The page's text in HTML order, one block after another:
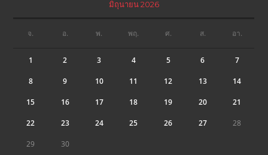
มิถุนายน 2026
จ. อ. พ. พฤ. ศ. ส. อา.
1 2 3 4 5 6 7
8 9 10 11 12 13 14
15 16 17 18 19 20 21
22 23 24 25 26 27 28
29 30